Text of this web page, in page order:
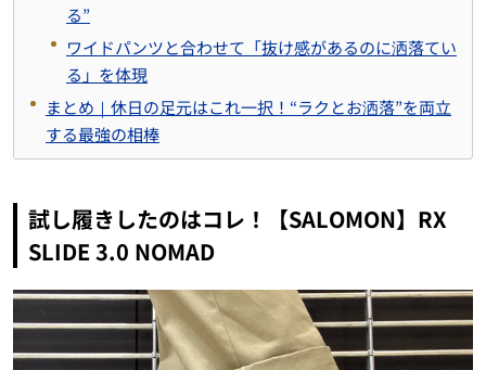
る”
ワイドパンツと合わせて「抜け感があるのに洒落てい
る」を体現
まとめ｜休日の足元はこれ一択！“ラクとお洒落”を両立
する最強の相棒
試し履きしたのはコレ！【SALOMON】RX
SLIDE 3.0 NOMAD